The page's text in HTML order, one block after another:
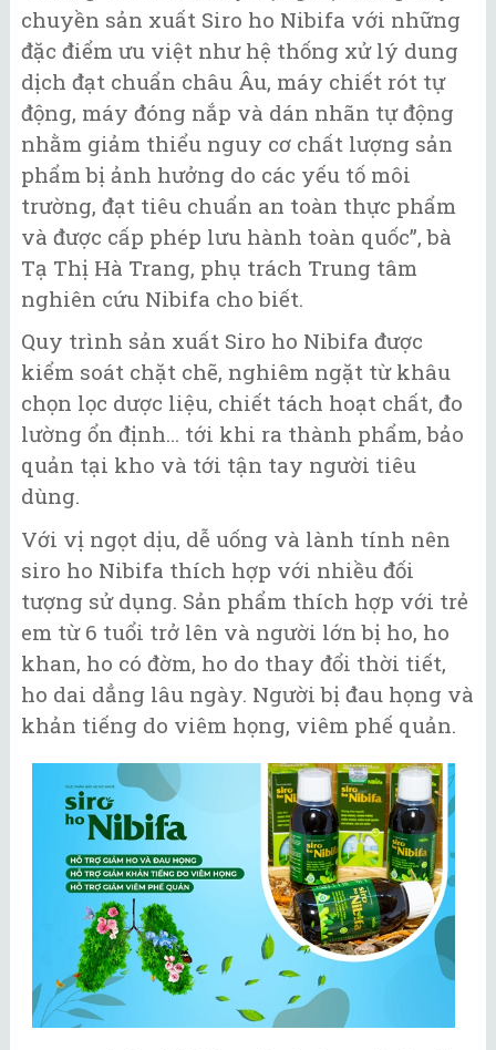
chuyền sản xuất Siro ho Nibifa với những
đặc điểm ưu việt như hệ thống xử lý dung
dịch đạt chuẩn châu Âu, máy chiết rót tự
động, máy đóng nắp và dán nhãn tự động
nhằm giảm thiểu nguy cơ chất lượng sản
phẩm bị ảnh hưởng do các yếu tố môi
trường, đạt tiêu chuẩn an toàn thực phẩm
và được cấp phép lưu hành toàn quốc”, bà
Tạ Thị Hà Trang, phụ trách Trung tâm
nghiên cứu Nibifa cho biết.
Quy trình sản xuất Siro ho Nibifa được
kiểm soát chặt chẽ, nghiêm ngặt từ khâu
chọn lọc dược liệu, chiết tách hoạt chất, đo
lường ổn định… tới khi ra thành phẩm, bảo
quản tại kho và tới tận tay người tiêu
dùng.
Với vị ngọt dịu, dễ uống và lành tính nên
siro ho Nibifa thích hợp với nhiều đối
tượng sử dụng. Sản phẩm thích hợp với trẻ
em từ 6 tuổi trở lên và người lớn bị ho, ho
khan, ho có đờm, ho do thay đổi thời tiết,
ho dai dẳng lâu ngày. Người bị đau họng và
khản tiếng do viêm họng, viêm phế quản.